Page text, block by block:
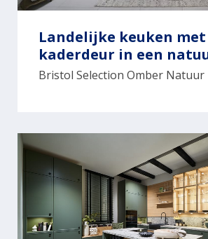
Landelijke keuken met
kaderdeur in een
Bristol Selection Omber Natuur